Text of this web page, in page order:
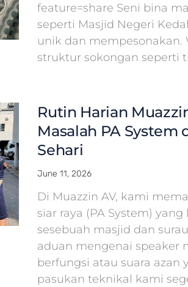
feature=share Seni bina
seperti Masjid Negeri
unik dan mempesonakan.
struktur sokongan seperti
Rutin Harian
Masalah PA System
Sehari
June 11, 2026
Di Muazzin AV, kami
siar raya (PA System)
sesebuah masjid dan
aduan mengenai speaker
berfungsi atau suara azan
pasukan teknikal kami